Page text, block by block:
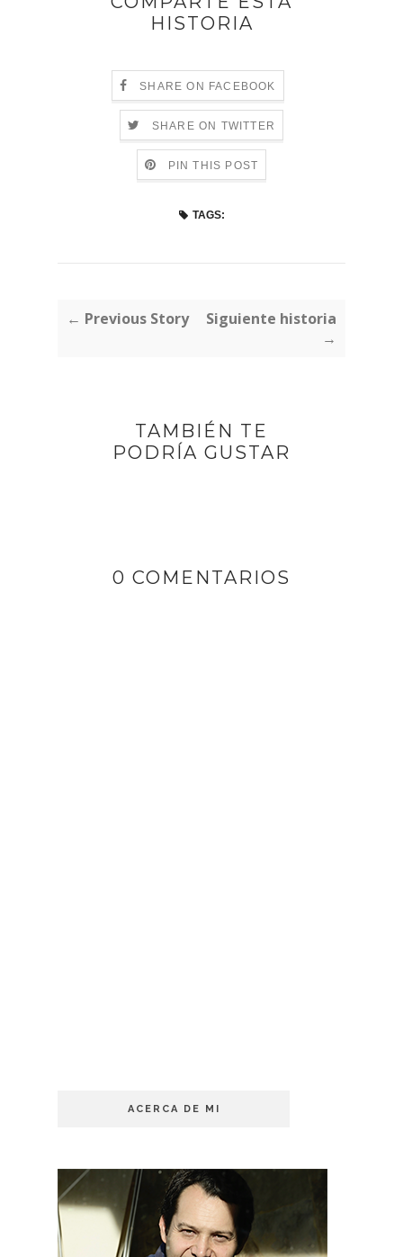
HISTORIA
SHARE ON FACEBOOK
SHARE ON TWITTER
PIN THIS POST
TAGS:
← Previous Story
Siguiente historia
→
TAMBIÉN TE
PODRÍA GUSTAR
0 COMENTARIOS
ACERCA DE MI